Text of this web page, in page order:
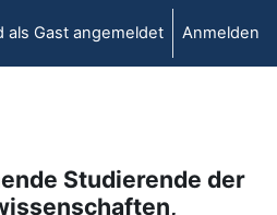
als Gast angemeldet Anmelden
Studierende der